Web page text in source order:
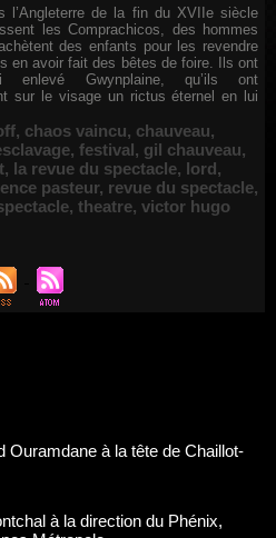
l’Angleterre de la fin du XVIIe siècle
les Comprachicos, des hommes
des enfants pour les revendre
en avoir fait des bêtes de foire. Ils ont
enlevé Gwynplaine, qu’ils ont
sur le visage un rictus éternel en lui
, chaos vaincu, chauveau,
, festival, gil chauveau,
, la revue du spectacle, lord,
pasteur, revue du spectacle,
, theatre, victor hugo
à la direction du Phénix,
Métropole